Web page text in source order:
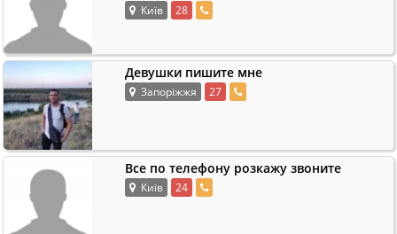
Київ 28
Девушки пишите мне
Запоріжжя 27
Все по телефону розкажу звоните
Київ 24